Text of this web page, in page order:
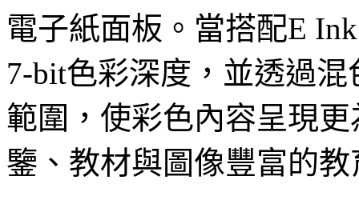
電子紙面板。當搭配E
7-bit色彩深度，並透過
範圍，使彩色內容呈現
鑒、教材與圖像豐富的